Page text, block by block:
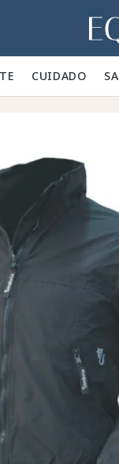
👕 CUIDADO 🪮